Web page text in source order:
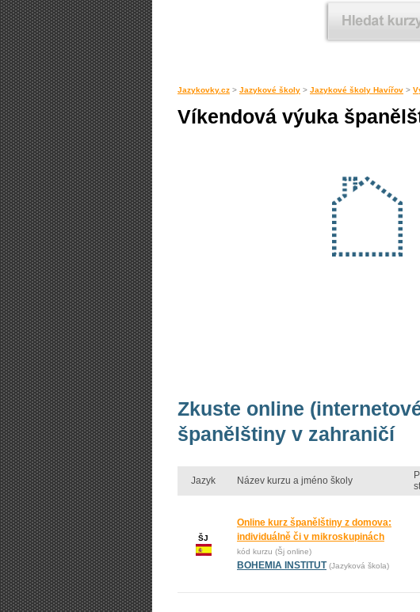
Jazykovky.cz > Jazykové školy > Jazykové školy Havířov >
Víkendová výuka
Zkuste online
španělštiny v zahraničí
Jazyk Název kurzu a jméno školy
ŠJ
Online kurz španělštiny z domova:
individuálně či v mikroskupinách
kód kurzu (Šj online)
BOHEMIA INSTITUT (Jazyková škola)